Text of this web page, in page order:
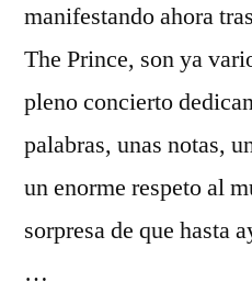
manifestando ahora
The Prince, son ya
pleno concierto
palabras, unas notas,
un enorme respeto al
sorpresa de que hasta
…